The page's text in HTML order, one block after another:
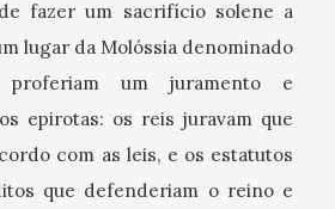
fazer um sacrifício solene a
lugar da Molóssia denominado
proferiam um juramento e
epirotas: os reis juravam que
com as leis, e os estatutos
que defenderiam o reino e